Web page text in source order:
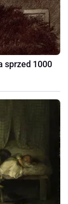
sprzed 1000